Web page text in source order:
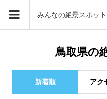
みんなの絶景スポット
鳥取県の
新着順 アク